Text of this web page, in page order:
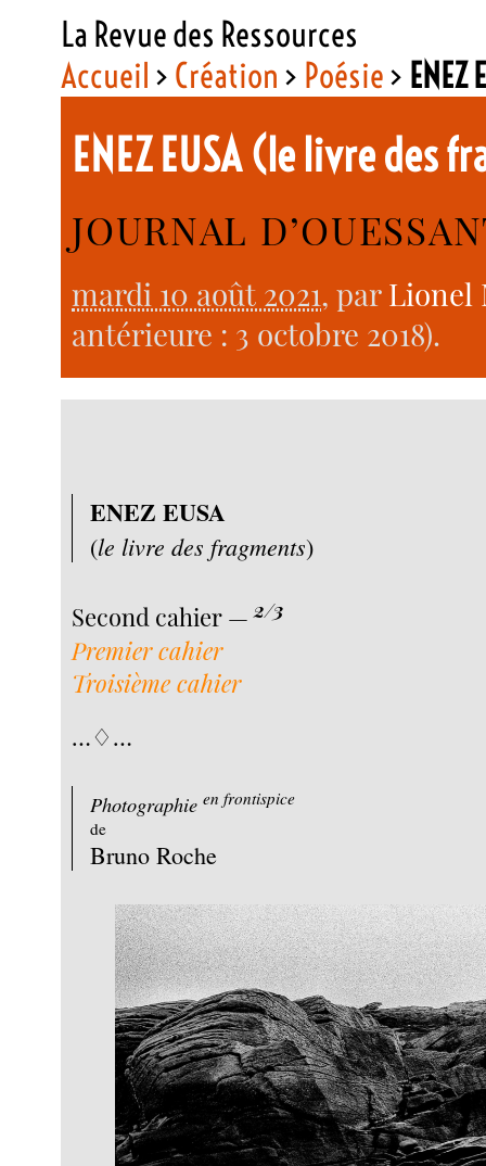
La Revue des Ressources
Accueil > Création > Poésie>
ENEZ EUSA (le livre
JOURNAL
mardi 10 août 2021, parLionel
antérieure : 3 octobre 2018).
ENEZ EUSA
(le livre des fragments)
Second cahier —2/3
Premier cahier
Troisième cahier
…♢…
Photographie en frontispice
de
Bruno Roche